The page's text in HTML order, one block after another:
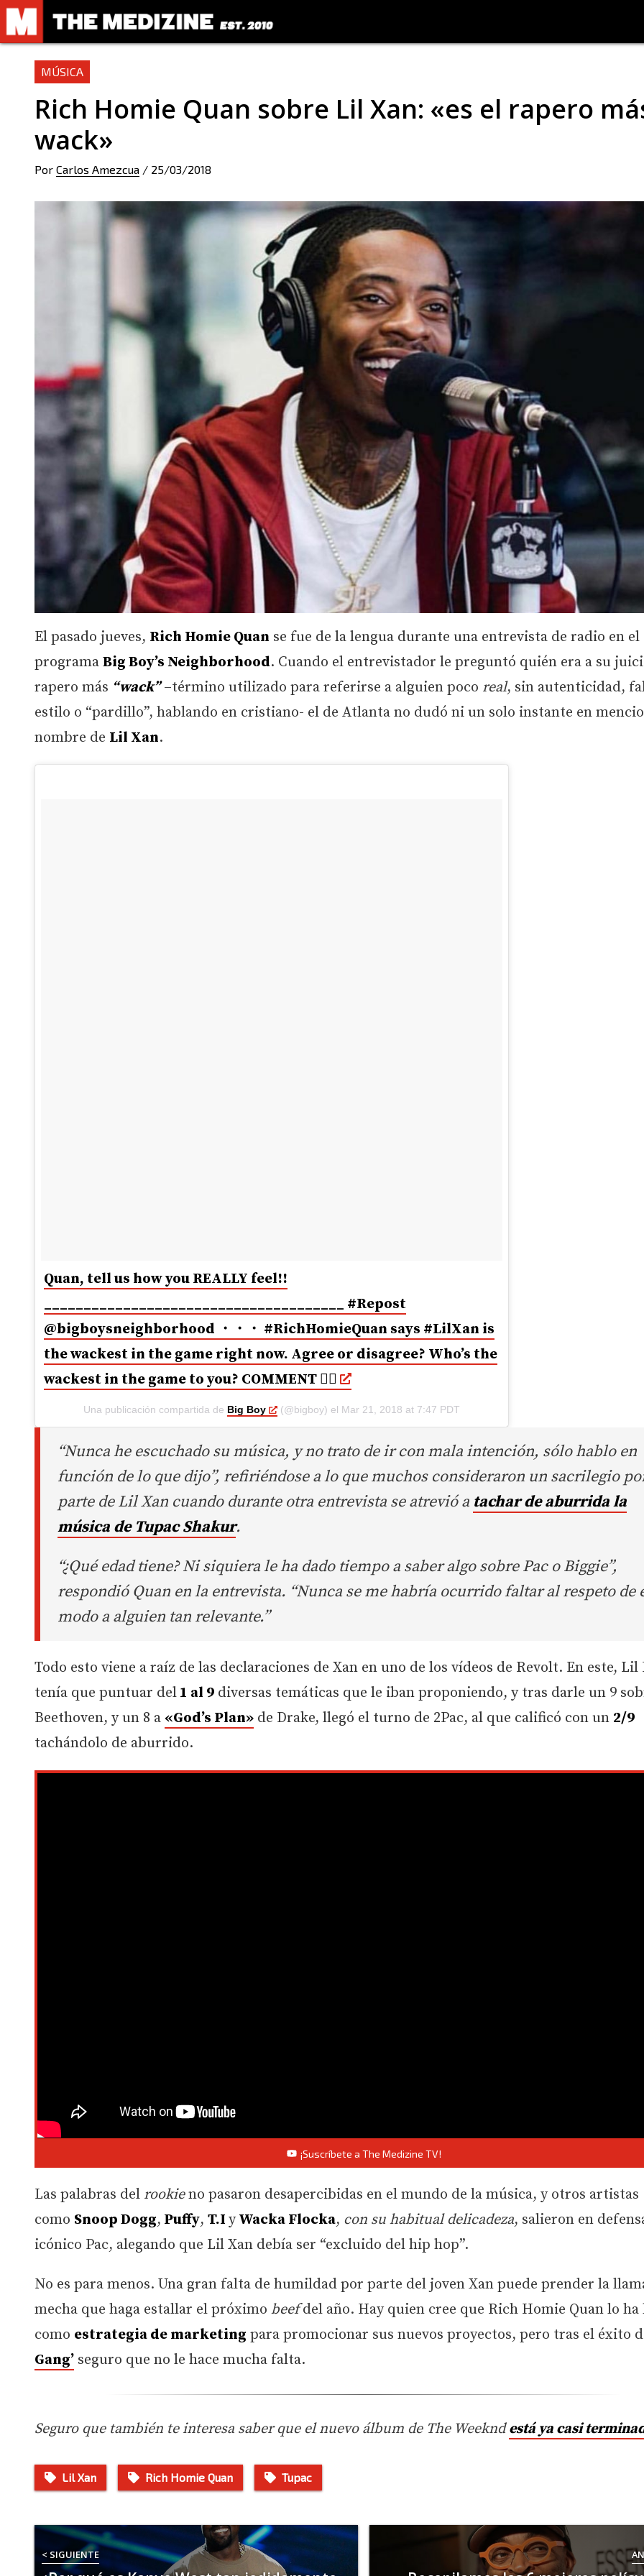
MÚSICA
Rich Homie Quan sobre Lil Xan: «es el rapero
wack»
Por Carlos Amezcua / 25/03/2018
El pasado jueves, Rich Homie Quan se fue de la lengua durante una entrevista de radio en el
programa Big Boy’s Neighborhood. Cuando el entrevistador le preguntó quién era a su
rapero más “wack”–término utilizado para referirse a alguien poco real, sin autenticidad,
estilo o “pardillo”, hablando en cristiano- el de Atlanta no dudó ni un solo instante en
nombre de Lil Xan.
Quan, tell us how you REALLY feel!!
______________________________________ #Repost
@bigboysneighborhood ・・・ #RichHomieQuan says #LilXan is
the wackest in the game right now. Agree or disagree? Who’s the
wackest in the game to you? COMMENT 👇🏾
Una publicación compartida de Big Boy (@bigboy) el Mar 21, 2018 at 7:47 PDT
“Nunca he escuchado su música, y no trato de ir con mala intención, sólo hablo en
función de lo que dijo”, refiriéndose a lo que muchos consideraron un sacrilegio
parte de Lil Xan cuando durante otra entrevista se atrevió a tachar de aburrida la
música de Tupac Shakur.
“¿Qué edad tiene? Ni siquiera le ha dado tiempo a saber algo sobre Pac o Biggie”,
respondió Quan en la entrevista. “Nunca se me habría ocurrido faltar al respeto de
modo a alguien tan relevante.”
Todo esto viene a raíz de las declaraciones de Xan en uno de los vídeos de Revolt. En este, Lil
tenía que puntuar del 1 al 9 diversas temáticas que le iban proponiendo, y tras darle un 9
Beethoven, y un 8 a «God’s Plan» de Drake, llegó el turno de 2Pac, al que calificó con un 2/9
tachándolo de aburrido.
¡Suscríbete a The Medizine TV!
Las palabras del rookieno pasaron desapercibidas en el mundo de la música, y otros artistas
como Snoop Dogg, Puffy, T.I yWacka Flocka, con su habitual delicadeza, salieron en
icónico Pac, alegando que Lil Xan debía ser “excluido del hip hop”.
No es para menos. Una gran falta de humildad por parte del joven Xan puede prender la
mecha que haga estallar el próximo beefdel año. Hay quien cree que Rich Homie Quan lo ha
como estrategia de marketing para promocionar sus nuevos proyectos, pero tras el éxito
Gang’ seguro que no le hace mucha falta.
Seguro que también te interesa saber que el nuevo álbum de The Weekndestá ya casi
Lil Xan Rich Homie Quan Tupac
< SIGUIENTE